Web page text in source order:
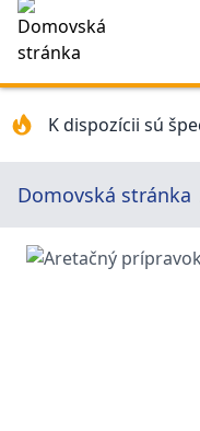
K dispozícii sú
Domovská stránka